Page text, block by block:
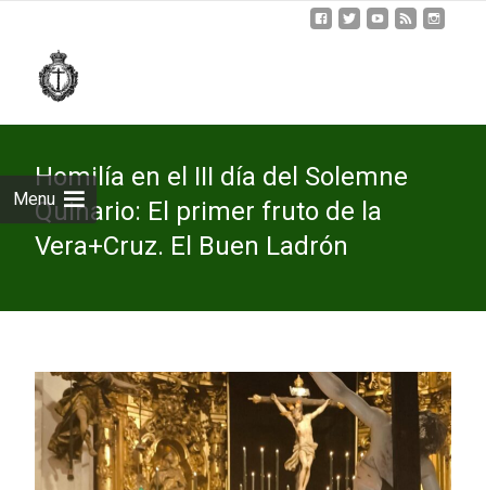
Menu
Homilía en el III día del Solemne
Quinario: El primer fruto de la
Vera+Cruz. El Buen Ladrón